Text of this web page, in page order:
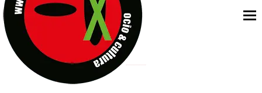
FÉLIX CALVO NOS PRESENTA [LAS PALMERAS] (NOVELA
[EL SER QUERIDO] DE RODRIGO SOROGOYEN
ENTREVISTA A IVÁN HUMANES POR [EL LIBRO ROJO]
ARRABAL, ARRABAL, ARRABAL, ARRABEAUX